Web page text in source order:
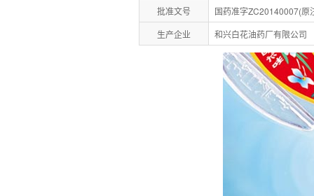
批准文号
国药准字ZC20140007(原
生产企业
和兴白花油药厂有限公司